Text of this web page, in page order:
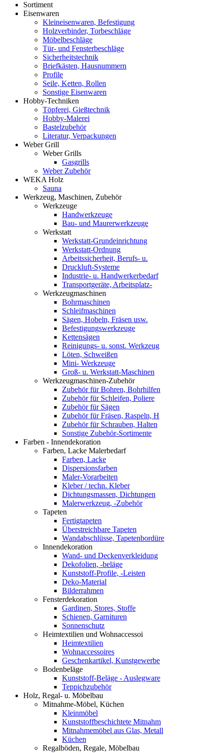
Sortiment
Eisenwaren
Kleineisenwaren, Befestigung
Holzverbinder, Torbeschläge
Möbelbeschläge
Tür- und Fensterbeschläge
Sicherheitstechnik
Briefkästen, Hausnummern
Profile
Seile, Ketten, Rollen
Sonstige Eisenwaren
Hobby-Techniken
Töpferei, Gießtechnik
Hobby-Malerei
Bastelzubehör
Literatur, Verpackungen
Weber Grill
Weber Grills
Gasgrills
Weber Zubehör
WEKA Holz
Sauna
Werkzeug, Maschinen, Zubehör
Werkzeuge
Handwerkzeuge
Bau- und Maurerwerkzeuge
Werkstatt
Werkstatt-Grundeinrichtung
Werkstatt-Ordnung
Arbeitssicherheit, Berufs- u.
Druckluft-Systeme
Industrie- u. Handwerkerbedarf
Transportgeräte, Arbeitsplatz-
Werkzeugmaschinen
Bohrmaschinen
Schleifmaschinen
Sägen, Hobeln, Fräsen usw.
Befestigungswerkzeuge
Kettensägen
Reinigungs- u. sonst. Werkzeug
Löten, Schweißen
Mini- Werkzeuge
Groß- u. Werkstatt-Maschinen
Werkzeugmaschinen-Zubehör
Zubehör für Bohren, Bohrhilfen
Zubehör für Schleifen, Poliere
Zubehör für Sägen
Zubehör für Fräsen, Raspeln, H
Zubehör für Schrauben, Halten
Sonstige Zubehör-Sortimente
Farben - Innendekoration
Farben, Lacke Malerbedarf
Farben, Lacke
Dispersionsfarben
Maler-Vorarbeiten
Kleber / techn. Kleber
Dichtungsmassen, Dichtungen
Malerwerkzeug, -Zubehör
Tapeten
Fertigtapeten
Überstreichbare Tapeten
Wandabschlüsse, Tapetenbordüre
Innendekoration
Wand- und Deckenverkleidung
Dekofolien, -beläge
Kunststoff-Profile, -Leisten
Deko-Material
Bilderrahmen
Fensterdekoration
Gardinen, Stores, Stoffe
Schienen, Garnituren
Sonnenschutz
Heimtextilien und Wohnaccessoi
Heimtextilien
Wohnaccessoires
Geschenkartikel, Kunstgewerbe
Bodenbeläge
Kunststoff-Beläge - Auslegware
Teppichzubehör
Holz, Regal- u. Möbelbau
Mitnahme-Möbel, Küchen
Kleinmöbel
Kunststoffbeschichtete Mitnahm
Mitnahmemöbel aus Glas, Metall
Küchen
Regalböden, Regale, Möbelbau